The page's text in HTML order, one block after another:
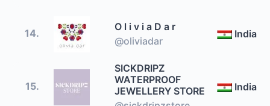
14.
O l i v i a D a r
@oliviadar
India
15.
SICKDRIPZ
WATERPROOF
JEWELLERY STORE
India